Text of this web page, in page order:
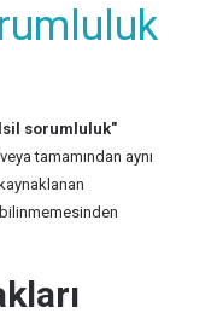
sorumluluk"
tamamından aynı